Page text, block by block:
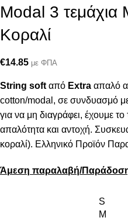
Modal 3
Κοραλί
€14.85 με ΦΠΑ
String soft από Extra απαλό
cotton/modal, σε συνδυασμό
για να μη διαγράφει, έχουμε
απαλότητα και αντοχή.
κοραλί). Ελληνικό Προϊόν
Άμεση παραλαβή/Παράδοση
S
M